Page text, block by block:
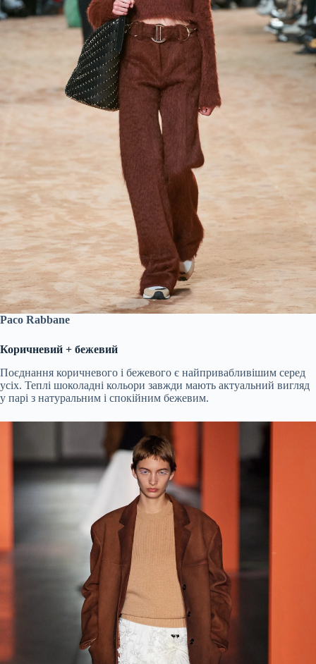
Paco Rabbane
Коричневий + бежевий
Поєднання коричневого і бежевого є найпривабливішим серед
усіх. Теплі шоколадні кольори завжди мають актуальний вигляд
у парі з натуральним і спокійним бежевим.